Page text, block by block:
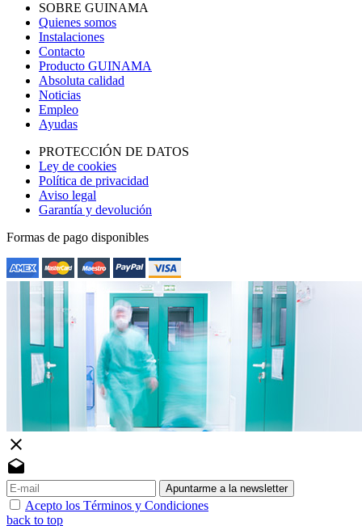
SOBRE GUINAMA
Quienes somos
Instalaciones
Contacto
Producto GUINAMA
Absoluta calidad
Noticias
Empleo
Ayudas
PROTECCIÓN DE DATOS
Ley de cookies
Política de privacidad
Aviso legal
Garantía y devolución
Formas de pago disponibles
close
drafts
Apuntarme a la newsletter
Acepto los Términos y Condiciones
back to top